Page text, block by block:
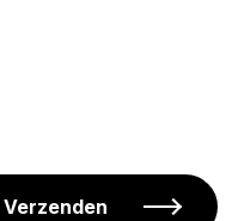
Verzenden